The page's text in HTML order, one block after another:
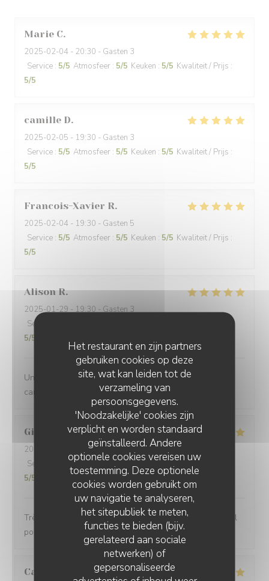
Het restaurant en zijn partners
gebruiken cookies op deze
site, wat kan leiden tot de
verzameling van
persoonsgegevens.
'Noodzakelijke' cookies zijn
verplicht en worden standaard
geïnstalleerd. Andere
optionele cookies vereisen uw
toestemming. Deze optionele
cookies worden gebruikt om
uw navigatie te analyseren,
het sitepubliek te meten,
functies te bieden (bijv.
gerelateerd aan sociale
netwerken) of
gepersonaliseerde
Marie C
2025-02-04 - 20:30 - Gasten 3
Service : 5/5 Atmosfeer : 5/5 Keuken : 5/5 Kwaliteit / Prijs :
5/5
camille D
2025-02-05 - 19:30 - Gasten 3
Service : 5/5 Atmosfeer : 5/5 Keuken : 5/5 Kwaliteit / Prijs :
5/5
Francois-Xavier R
2025-02-04 - 19:30 - Gasten 5
Service : 5/5 Atmosfeer : 5/5 Keuken : 5/5 Kwaliteit / Prijs :
5/5
Alison R
2025-01-29- 19:30 - Gasten 3
Service
5/5
Une belle découverte. Une bonne ambiance, une belle
carte, et une équipe attentive !
Gildas
2025-02-01
- 19:00 - Gasten 2
Service
/5 Atmosfeer :5/5 Keuken: 5/5 Kwaliteit / Prijs
5/5
Très bon resto, un peu de bruit mais rien de plus normal
pour une ambiance de troquet.
Camille